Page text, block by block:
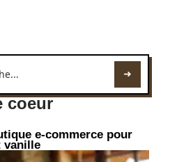
coeur
e-commerce pour
vanille